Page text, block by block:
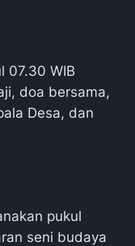
07.30 WIB
doa bersama,
Desa, dan
pukul
seni budaya